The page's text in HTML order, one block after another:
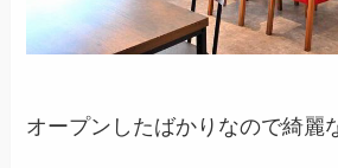
オープンしたばかりなので綺麗